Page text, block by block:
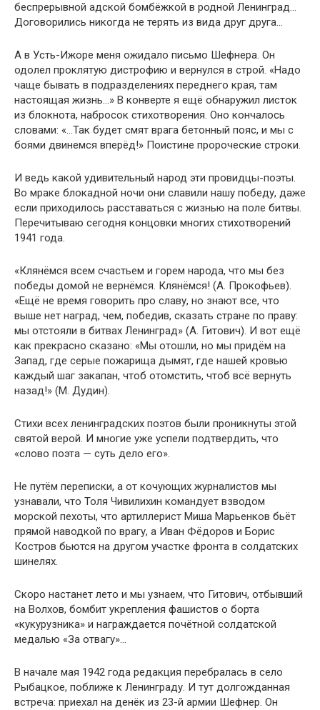
беспрерывной адской бомбёжкой в родной Ленинград…
Договорились никогда не терять из вида друг друга…
А в Усть-Ижоре меня ожидало письмо Шефнера. Он
одолел проклятую дистрофию и вернулся в строй. «Надо
чаще бывать в подразделениях переднего края, там
настоящая жизнь…» В конверте я ещё обнаружил листок
из блокнота, набросок стихотворения. Оно кончалось
словами: «…Так будет смят врага бетонный пояс, и мы с
боями двинемся вперёд!» Поистине пророческие строки.
И ведь какой удивительный народ эти провидцы-поэты.
Во мраке блокадной ночи они славили нашу победу, даже
если приходилось расставаться с жизнью на поле битвы.
Перечитываю сегодня концовки многих стихотворений
1941 года.
«Клянёмся всем счастьем и горем народа, что мы без
победы домой не вернёмся. Клянёмся! (А. Прокофьев).
«Ещё не время говорить про славу, но знают все, что
выше нет наград, чем, победив, сказать стране по праву:
мы отстояли в битвах Ленинград» (А. Гитович). И вот ещё
как прекрасно сказано: «Мы отошли, но мы придём на
Запад, где серые пожарища дымят, где нашей кровью
каждый шаг закапан, чтоб отомстить, чтоб всё вернуть
назад!» (М. Дудин).
Стихи всех ленинградских поэтов были проникнуты этой
святой верой. И многие уже успели подтвердить, что
«слово поэта — суть дело его».
Не путём переписки, а от кочующих журналистов мы
узнавали, что Толя Чивилихин командует взводом
морской пехоты, что артиллерист Миша Марьенков бьёт
прямой наводкой по врагу, а Иван Фёдоров и Борис
Костров бьются на другом участке фронта в солдатских
шинелях.
Скоро настанет лето и мы узнаем, что Гитович, отбывший
на Волхов, бомбит укрепления фашистов о борта
«кукурузника» и награждается почётной солдатской
медалью «За отвагу»…
В начале мая 1942 года редакция перебралась в село
Рыбацкое, поближе к Ленинграду. И тут долгожданная
встреча: приехал на денёк из 23-й армии Шефнер. Он